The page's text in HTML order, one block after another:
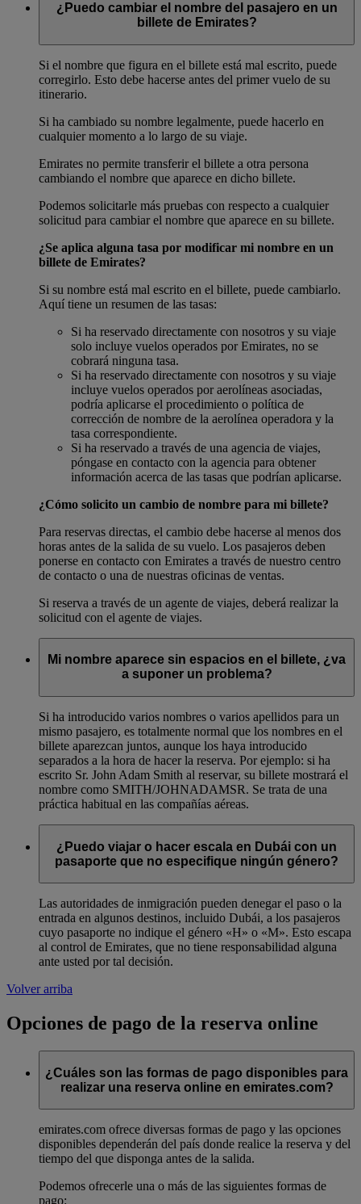
¿Puedo cambiar el nombre del pasajero en un
billete de Emirates?
Si el nombre que figura en el billete está mal escrito, puede
corregirlo. Esto debe hacerse antes del primer vuelo de su
itinerario.
Si ha cambiado su nombre legalmente, puede hacerlo en
cualquier momento a lo largo de su viaje.
Emirates no permite transferir el billete a otra persona
cambiando el nombre que aparece en dicho billete.
Podemos solicitarle más pruebas con respecto a cualquier
solicitud para cambiar el nombre que aparece en su billete.
¿Se aplica alguna tasa por modificar mi nombre en un
billete de Emirates?
Si su nombre está mal escrito en el billete, puede cambiarlo.
Aquí tiene un resumen de las tasas:
Si ha reservado directamente con nosotros y su viaje
solo incluye vuelos operados por Emirates, no se
cobrará ninguna tasa.
Si ha reservado directamente con nosotros y su viaje
incluye vuelos operados por aerolíneas asociadas,
podría aplicarse el procedimiento o política de
corrección de nombre de la aerolínea operadora y la
tasa correspondiente.
Si ha reservado a través de una agencia de viajes,
póngase en contacto con la agencia para obtener
información acerca de las tasas que podrían aplicarse.
¿Cómo solicito un cambio de nombre para mi billete?
Para reservas directas, el cambio debe hacerse al menos dos
horas antes de la salida de su vuelo. Los pasajeros deben
ponerse en contacto con Emirates a través de nuestro centro
de contacto o una de nuestras oficinas de ventas.
Si reserva a través de un agente de viajes, deberá realizar la
solicitud con el agente de viajes.
Mi nombre aparece sin espacios en el billete, ¿va
a suponer un problema?
Si ha introducido varios nombres o varios apellidos para un
mismo pasajero, es totalmente normal que los nombres en el
billete aparezcan juntos, aunque los haya introducido
separados a la hora de hacer la reserva. Por ejemplo: si ha
escrito Sr. John Adam Smith al reservar, su billete mostrará el
nombre como SMITH/JOHNADAMSR. Se trata de una
práctica habitual en las compañías aéreas.
¿Puedo viajar o hacer escala en Dubái con un
pasaporte que no especifique ningún género?
Las autoridades de inmigración pueden denegar el paso o la
entrada en algunos destinos, incluido Dubái, a los pasajeros
cuyo pasaporte no indique el género «H» o «M». Esto escapa
al control de Emirates, que no tiene responsabilidad alguna
ante usted por tal decisión.
Volver arriba
Opciones de pago de la reserva online
¿Cuáles son las formas de pago disponibles para
realizar una reserva online en emirates.com?
emirates.com ofrece diversas formas de pago y las opciones
disponibles dependerán del país donde realice la reserva y del
tiempo del que disponga antes de la salida.
Podemos ofrecerle una o más de las siguientes formas de
pago: